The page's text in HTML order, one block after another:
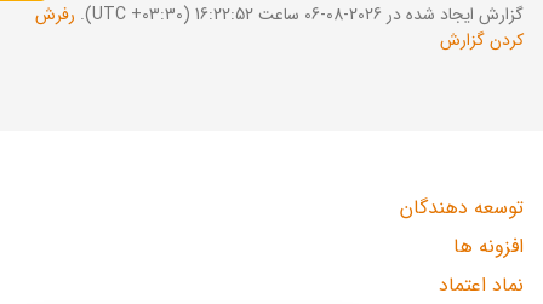
گزارش ایجاد شده در 2026-08-06 ساعت 16:22:52 (UTC +03:30).
رفرش
کردن گزارش
توسعه دهندگان
افزونه ها
نماد اعتماد